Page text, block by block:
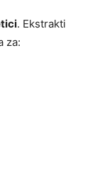
. Ekstrakti
za: